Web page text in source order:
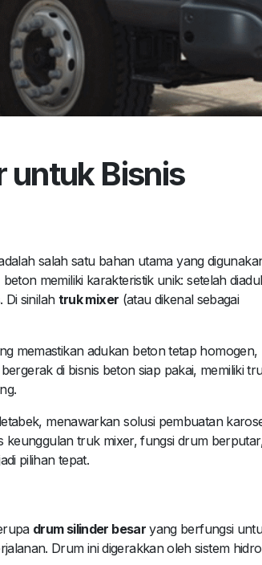
untuk Bisnis
salah satu bahan utama yang
memiliki karakteristik unik: setelah
Di sinilah truk mixer (atau dikenal sebagai
memastikan adukan beton tetap homogen,
di bisnis beton siap pakai, memiliki
menawarkan solusi pembuatan
keunggulan truk mixer, fungsi drum
pilihan tepat.
drum silinder besaryang berfungsi
Drum ini digerakkan oleh sistem